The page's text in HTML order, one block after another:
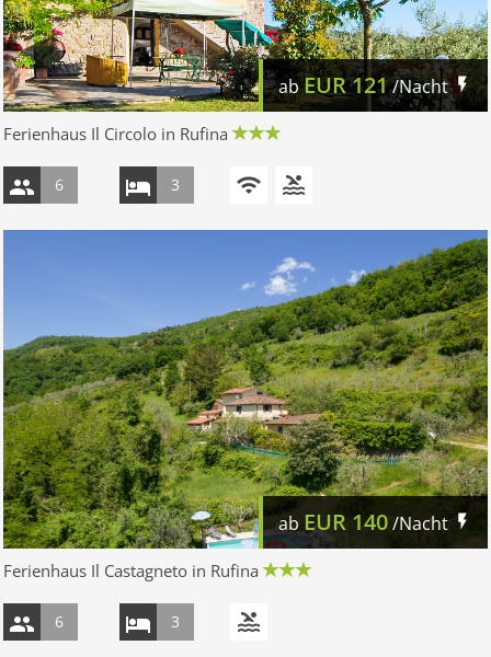
abEUR121/Nacht
Ferienhaus Il Circolo in Rufina
6 3
ab EUR 140/Nacht
Ferienhaus Il Castagneto in Rufina
6 3